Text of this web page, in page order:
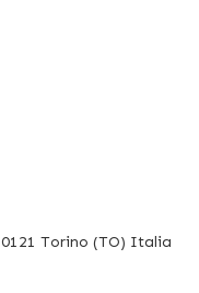
Torino (TO) Italia